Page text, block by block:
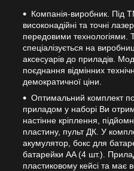
Компанія-виробник. Під
високонадійні та точні
передовими технологіями.
спеціалізується на
аксесуарів до приладів.
поєднання відмінних
демократичної ціни.
Оптимальний комплект
приладом у наборі Ви
настінне кріплення,
пластину, пульт ДК. У
акумулятор, бокс для
батарейки AA (4 шт.).
пластиковому кейсі та має